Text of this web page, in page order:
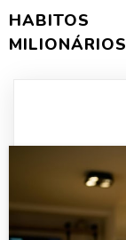
HABITOS
MILIONÁRIOS